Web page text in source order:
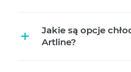
+
Jakie są opcje
Artline?